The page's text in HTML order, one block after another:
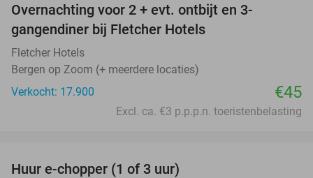
Overnachting voor 2 + evt. ontbijt en 3-
gangendiner bij Fletcher Hotels
Fletcher Hotels
Bergen op Zoom (+ meerdere locaties)
Verkocht: 17.900
€45
Excl. ca. €3 p.p.p.n. toeristenbelasting
Huur e-chopper (1 of 3 uur)